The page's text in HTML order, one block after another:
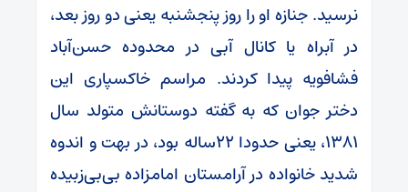
نرسید. جنازه او را روز پنجشنبه یعنی دو روز بعد،
در آبراه یا کانال آبی در محدوده حسن‌آباد
فشافویه پیدا کردند. مراسم خاکسپاری این
دختر جوان که به گفته دوستانش متولد سال
۱۳۸۱، یعنی حدودا ۲۲‌ساله بود، در بهت و اندوه
شدید خانواده در آرامستان امامزاده بی‌بی‌زبیده